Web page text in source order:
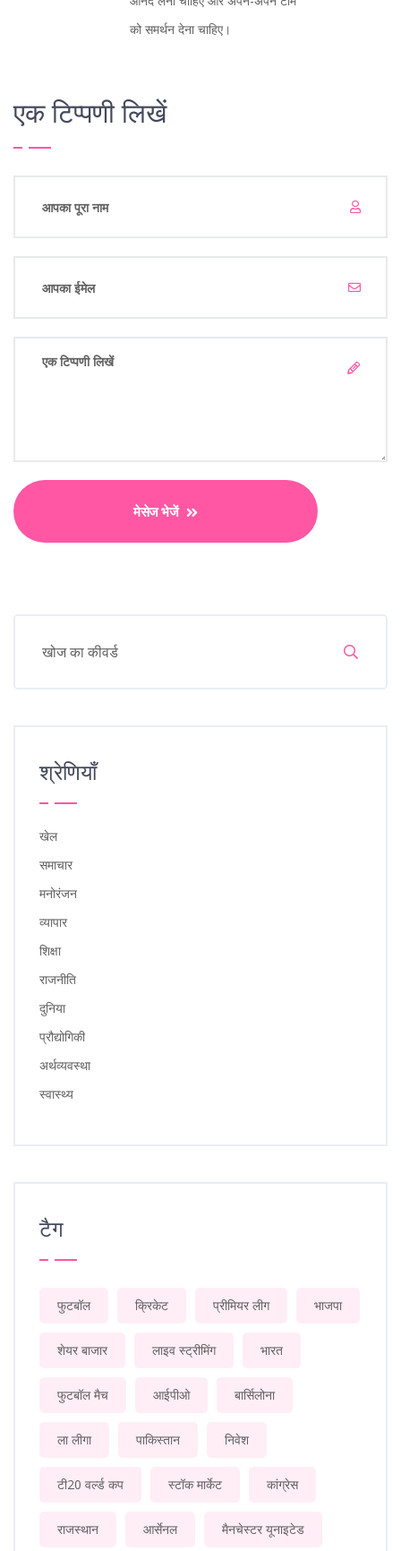
को समर्थन देना चाहिए।
एक टिप्पणी लिखें
मेसेज भेजें
श्रेणियाँ
खेल
समाचार
मनोरंजन
व्यापार
शिक्षा
राजनीति
दुनिया
प्रौद्योगिकी
अर्थव्यवस्था
स्वास्थ्य
टैग
फुटबॉल क्रिकेट प्रीमियर लीग भाजपा
शेयर बाजार लाइव स्ट्रीमिंग भारत
फुटबॉल मैच आईपीओ बार्सिलोना
ला लीगा पाकिस्तान निवेश
टी20 वर्ल्ड कप स्टॉक मार्केट कांग्रेस
राजस्थान आर्सेनल मैनचेस्टर यूनाइटेड